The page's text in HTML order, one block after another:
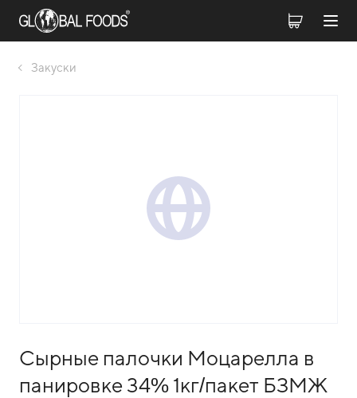
Закуски
Сырные палочки Моцарелла в
панировке 34% 1кг/пакет БЗМЖ